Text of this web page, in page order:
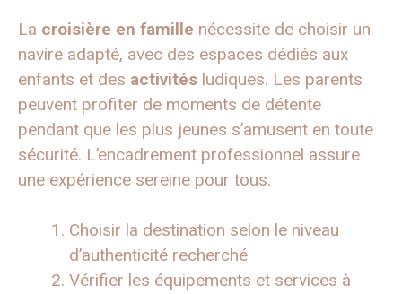
La croisière en famille nécessite de choisir un
navire adapté, avec des espaces dédiés aux
enfants et des activités ludiques. Les parents
peuvent profiter de moments de détente
pendant que les plus jeunes s’amusent en toute
sécurité. L’encadrement professionnel assure
une expérience sereine pour tous.
Choisir la destination selon le niveau
d’authenticité recherché
Vérifier les équipements et services à